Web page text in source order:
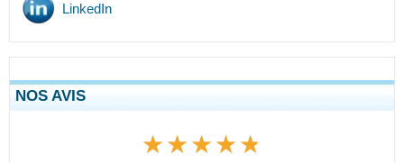
LinkedIn
NOS AVIS
★★★★★
★★★★★